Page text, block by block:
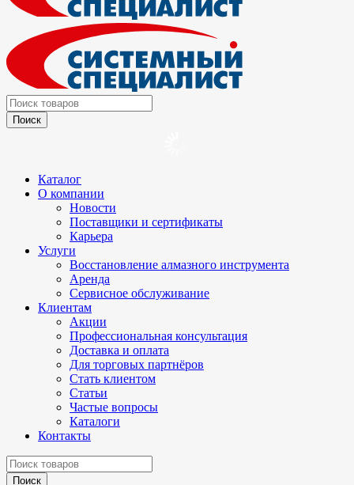
Каталог
О компании
Новости
Поставщики и сертификаты
Карьера
Услуги
Восстановление алмазного инструмента
Аренда
Сервисное обслуживание
Клиентам
Акции
Профессиональная консультация
Доставка и оплата
Для торговых партнёров
Стать клиентом
Статьи
Частые вопросы
Каталоги
Контакты